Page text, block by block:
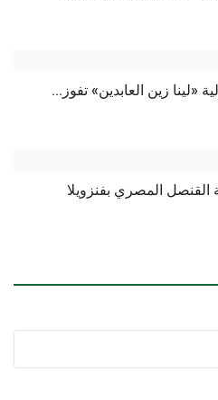
«لينا زين العابدين» تفوز...
المصري بفنزويلا